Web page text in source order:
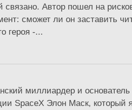
связано. Автор пошел на
сможет ли он заставить
героя -...
миллиардер и основатель
SpaceX Элон Маск, который